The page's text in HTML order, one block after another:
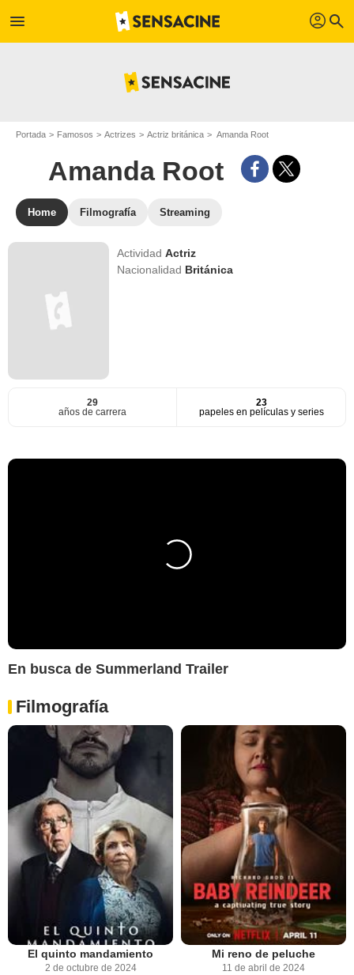
menu profil search
Portada Famosos Actrizes Actriz británica Amanda Root
Amanda Root
Home Filmografía Streaming
ActividadActriz
Nacionalidad Británica
29
años de carrera
23
papeles en películas y series
En busca de Summerland Trailer
Filmografía
El quinto mandamiento
2 de octubre de 2024
Mi reno de peluche
11 de abril de 2024